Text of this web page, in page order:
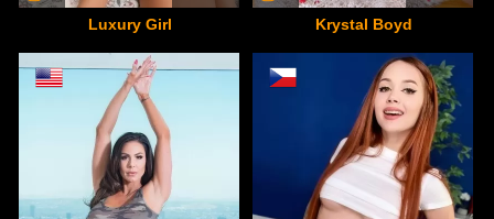
Luxury Girl Krystal Boyd